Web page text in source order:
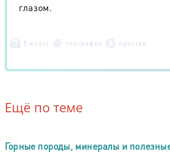
глазом.
5 класс география простая
Ещё по теме
Горные породы, минералы и